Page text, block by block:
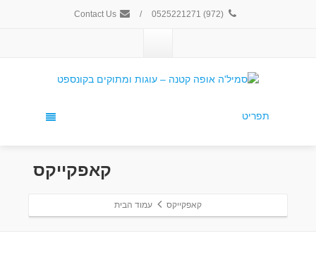
(972) 0525221271
/
תפריט
קאפקייקס
קאפקייקס עמוד הבית